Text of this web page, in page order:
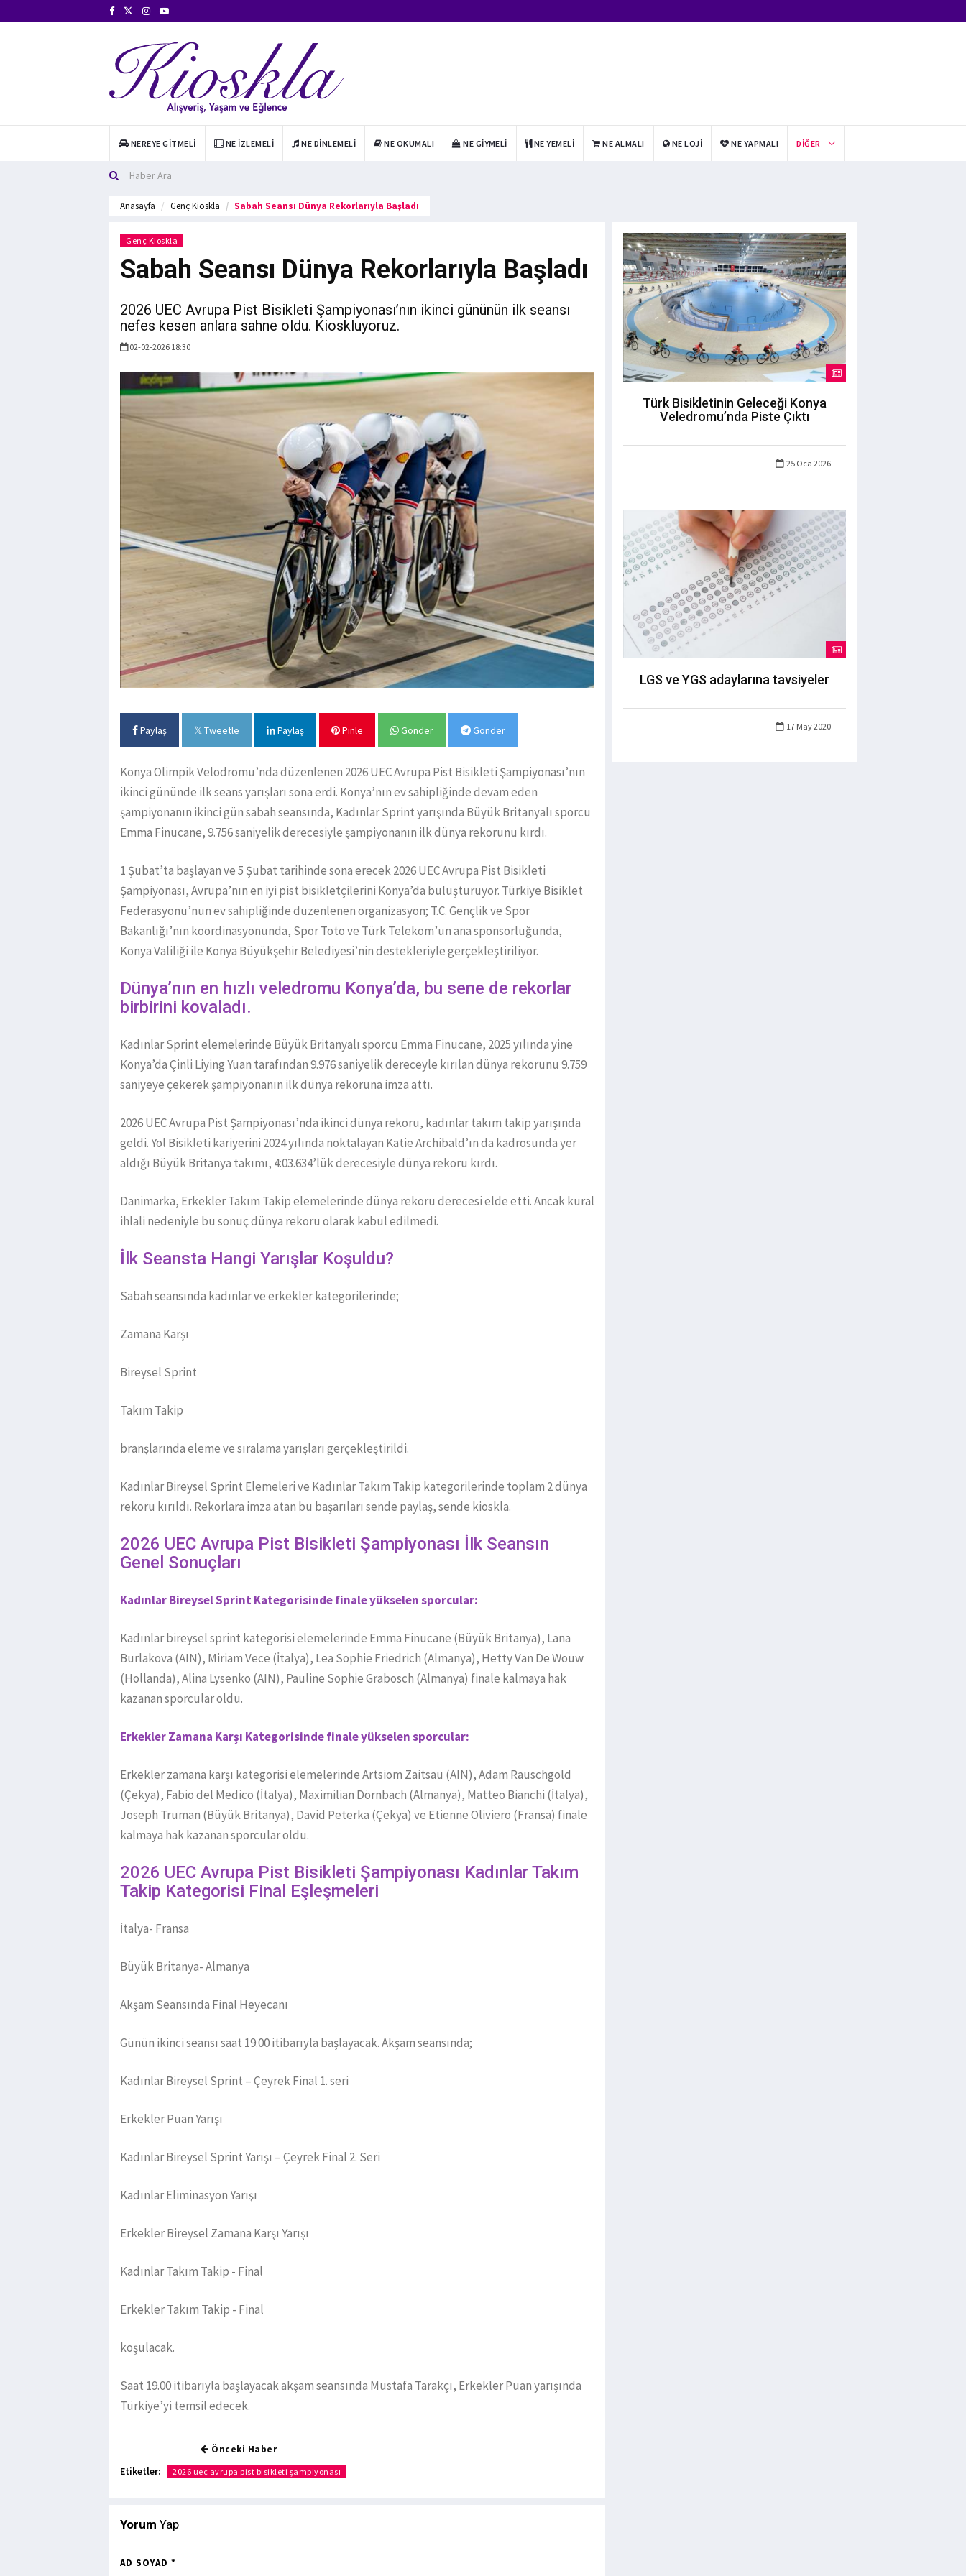
NEREYE GITMELI NE İZLEMELI NE DINLEMELI NE OKUMALI NE GIYMELI NE YEMELI NE ALMALI NE LOJI NE YAPMALI DIĞER
Anasayfa Genç Kioskla Sabah Seansı Dünya Rekorlarıyla Başladı
Genç Kioskla
Sabah Seansı Dünya Rekorlarıyla Başladı
2026 UEC Avrupa Pist Bisikleti Şampiyonası’nın ikinci gününün ilk seansı
nefes kesen anlara sahne oldu. Kioskluyoruz.
02-02-2026 18:30
Paylaş Tweetle Paylaş Pinle Gönder Gönder
Konya Olimpik Velodromu’nda düzenlenen 2026 UEC Avrupa Pist Bisikleti Şampiyonası’nın
ikinci gününde ilk seans yarışları sona erdi. Konya’nın ev sahipliğinde devam eden
şampiyonanın ikinci gün sabah seansında, Kadınlar Sprint yarışında Büyük Britanyalı sporcu
Emma Finucane, 9.756 saniyelik derecesiyle şampiyonanın ilk dünya rekorunu kırdı.
1 Şubat’ta başlayan ve 5 Şubat tarihinde sona erecek 2026 UEC Avrupa Pist Bisikleti
Şampiyonası, Avrupa’nın en iyi pist bisikletçilerini Konya’da buluşturuyor. Türkiye Bisiklet
Federasyonu’nun ev sahipliğinde düzenlenen organizasyon; T.C. Gençlik ve Spor
Bakanlığı’nın koordinasyonunda, Spor Toto ve Türk Telekom’un ana sponsorluğunda,
Konya Valiliği ile Konya Büyükşehir Belediyesi’nin destekleriyle gerçekleştiriliyor.
Dünya’nın en hızlı veledromu Konya’da, bu sene de rekorlar
birbirini kovaladı.
Kadınlar Sprint elemelerinde Büyük Britanyalı sporcu Emma Finucane, 2025 yılında yine
Konya’da Çinli Liying Yuan tarafından 9.976 saniyelik dereceyle kırılan dünya rekorunu 9.759
saniyeye çekerek şampiyonanın ilk dünya rekoruna imza attı.
2026 UEC Avrupa Pist Şampiyonası’nda ikinci dünya rekoru, kadınlar takım takip yarışında
geldi. Yol Bisikleti kariyerini 2024 yılında noktalayan Katie Archibald’ın da kadrosunda yer
aldığı Büyük Britanya takımı, 4:03.634’lük derecesiyle dünya rekoru kırdı.
Danimarka, Erkekler Takım Takip elemelerinde dünya rekoru derecesi elde etti. Ancak kural
ihlali nedeniyle bu sonuç dünya rekoru olarak kabul edilmedi.
İlk Seansta Hangi Yarışlar Koşuldu?
Sabah seansında kadınlar ve erkekler kategorilerinde;
Zamana Karşı
Bireysel Sprint
Takım Takip
branşlarında eleme ve sıralama yarışları gerçekleştirildi.
Kadınlar Bireysel Sprint Elemeleri ve Kadınlar Takım Takip kategorilerinde toplam 2 dünya
rekoru kırıldı. Rekorlara imza atan bu başarıları sende paylaş, sende kioskla.
2026 UEC Avrupa Pist Bisikleti Şampiyonası İlk Seansın
Genel Sonuçları
Kadınlar Bireysel Sprint Kategorisinde finale yükselen sporcular:
Kadınlar bireysel sprint kategorisi elemelerinde Emma Finucane (Büyük Britanya), Lana
Burlakova (AIN), Miriam Vece (İtalya), Lea Sophie Friedrich (Almanya), Hetty Van De Wouw
(Hollanda), Alina Lysenko (AIN), Pauline Sophie Grabosch (Almanya) finale kalmaya hak
kazanan sporcular oldu.
Erkekler Zamana Karşı Kategorisinde finale yükselen sporcular:
Erkekler zamana karşı kategorisi elemelerinde Artsiom Zaitsau (AIN), Adam Rauschgold
(Çekya), Fabio del Medico (İtalya), Maximilian Dörnbach (Almanya), Matteo Bianchi (İtalya),
Joseph Truman (Büyük Britanya), David Peterka (Çekya) ve Etienne Oliviero (Fransa) finale
kalmaya hak kazanan sporcular oldu.
2026 UEC Avrupa Pist Bisikleti Şampiyonası Kadınlar Takım
Takip Kategorisi Final Eşleşmeleri
İtalya- Fransa
Büyük Britanya- Almanya
Akşam Seansında Final Heyecanı
Günün ikinci seansı saat 19.00 itibarıyla başlayacak. Akşam seansında;
Kadınlar Bireysel Sprint – Çeyrek Final 1. seri
Erkekler Puan Yarışı
Kadınlar Bireysel Sprint Yarışı – Çeyrek Final 2. Seri
Kadınlar Eliminasyon Yarışı
Erkekler Bireysel Zamana Karşı Yarışı
Kadınlar Takım Takip - Final
Erkekler Takım Takip - Final
koşulacak.
Saat 19.00 itibarıyla başlayacak akşam seansında Mustafa Tarakçı, Erkekler Puan yarışında
Türkiye’yi temsil edecek.
Önceki Haber
Etiketler: 2026 uec avrupa pist bisikleti şampiyonası
Yorum Yap
AD SOYAD *
Türk Bisikletinin Geleceği Konya
Veledromu’nda Piste Çıktı
25 Oca 2026
LGS ve YGS adaylarına tavsiyeler
17 May 2020